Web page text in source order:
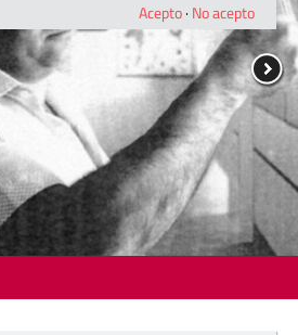
Acepto· No acepto